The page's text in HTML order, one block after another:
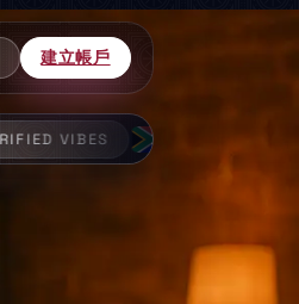
建立帳戶
FRESH CHATS